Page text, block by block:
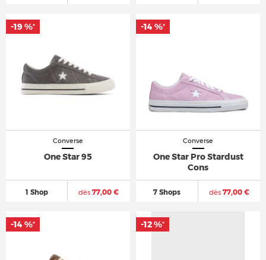
Converse
One Star 95
1 Shop dès 77,00 €
-19 %*
Converse
One Star Pro Stardust
Cons
7 Shops dès77,00 €
-14 %*
-14 %* -12 %*